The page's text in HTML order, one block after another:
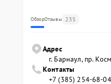
ОбзорОтзывы 235
Адрес
г. Барнаул, ​пр.
Контакты
+7 (385) 254-68-04